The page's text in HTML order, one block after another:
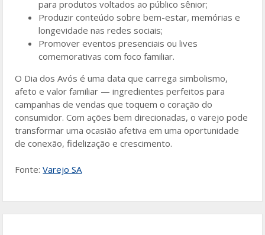
para produtos voltados ao público sênior;
Produzir conteúdo sobre bem-estar, memórias e
longevidade nas redes sociais;
Promover eventos presenciais ou lives
comemorativas com foco familiar.
O Dia dos Avós é uma data que carrega simbolismo,
afeto e valor familiar — ingredientes perfeitos para
campanhas de vendas que toquem o coração do
consumidor. Com ações bem direcionadas, o varejo pode
transformar uma ocasião afetiva em uma oportunidade
de conexão, fidelização e crescimento.
Fonte:Varejo SA